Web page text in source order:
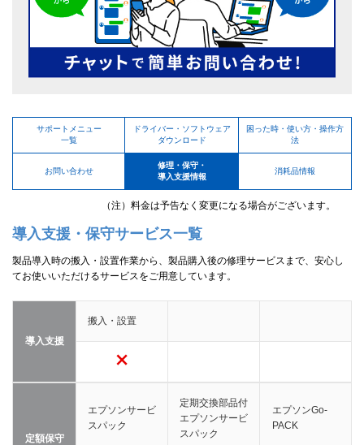
サポートメニュー
一覧
ドライバー・ソフトウェア
ダウンロード
困った時・使い方・操作方
法
お問い合わせ
修理・保守・
導入支援情報
消耗品情報
（注）料金は予告なく変更になる場合がございます。
導入支援・保守サービス一覧
製品導入時の搬入・設置作業から、製品購入後の修理サービスまで、安心し
てお使いいただけるサービスをご用意しています。
導入支援
搬入・設置
定額保守
エプソンサービ
スパック
定期交換部品付
エプソンサービ
スパック
エプソンGo-
PACK